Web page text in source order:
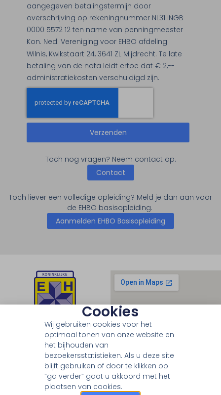
aangegeven betalingstermijn door
overschrijving op rekeningnummer NL31 INGB
0000 5572 12 ten name van penningmeester
Kon. Ned. Vereniging voor EHBO afdeling
Wilnis, Kwikstaart 24, 3641 ZL Mijdrecht. Te late
betaling van de nota leidt ertoe dat € 2,--
administratiekosten verschuldigd zijn.
Verzenden
Toch nog vragen? Neem contact op.
Contact
Toch liever een volledige opleiding? Meld je dan aan voor
de EHBO basisopleiding.
Aanmelden EHBO Basisopleiding
Cookies
Wij gebruiken cookies voor het
optimaal tonen van onze website en
het bijhouden van
bezoekersstatistieken. Als u deze site
blijft gebruiken of door te klikken op
“ga verder” gaat u akkoord met het
plaatsen van cookies.